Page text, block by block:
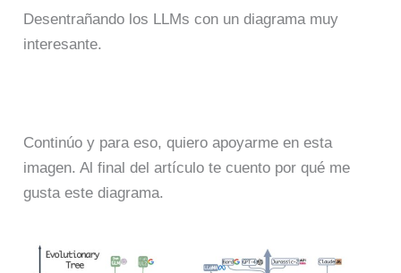
Desentrañando los LLMs con un diagrama muy
interesante.
Continúo y para eso, quiero apoyarme en esta
imagen. Al final del artículo te cuento por qué me
gusta este diagrama.